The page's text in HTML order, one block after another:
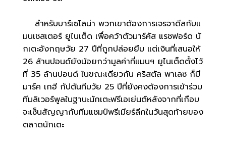
สำหรับบาร์เซโลน่า พวกเขาต้องการเจรจาดีลกับแ
มนเชสเตอร์ ยูไนเต็ด เพื่อคว้าตัวมาร์คัส แรชฟอร์ด นั
กเตะอังกฤษวัย 27 ปีที่ถูกปล่อยยืม แต่เงินที่เสนอให้
26 ล้านปอนด์ยังน้อยกว่ามูลค่าที่แมนฯ ยูไนเต็ดตั้งไว้
ที่ 35 ล้านปอนด์ ในขณะเดียวกัน คริสตัล พาเลซ ก็มี
มาร์ค เกฮี กัปตันทีมวัย 25 ปีที่ยังคงต้องการเข้าร่วม
ทีมลิเวอร์พูลในฐานะนักเตะฟรีเอเย่นต์หลังจากที่เกือบ
จะเซ็นสัญญากับทีมแชมป์พรีเมียร์ลีกในวันสุดท้ายของ
ตลาดนักเตะ